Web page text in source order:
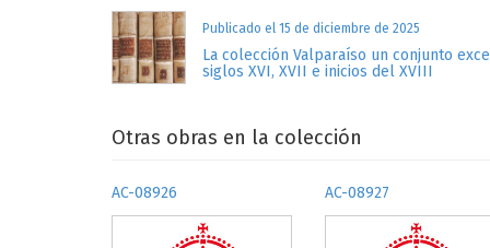
Publicado el 15 de diciembre de 2025
La colección Valparaíso un conjunto
siglos XVI, XVII e inicios del XVIII
Otras obras en la colección
AC-08926 AC-08927